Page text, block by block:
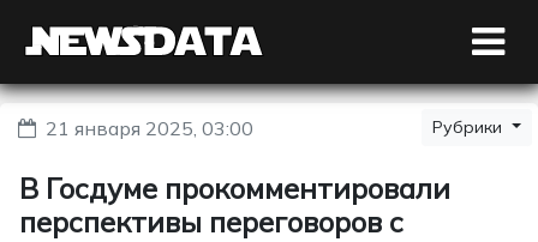
21 января 2025, 03:00 Рубрики
В Госдуме прокомментировали
перспективы переговоров с